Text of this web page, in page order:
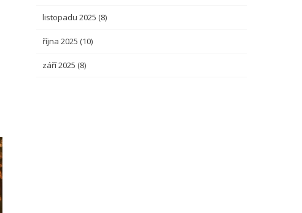
listopadu 2025 (8)
října 2025 (10)
září 2025 (8)